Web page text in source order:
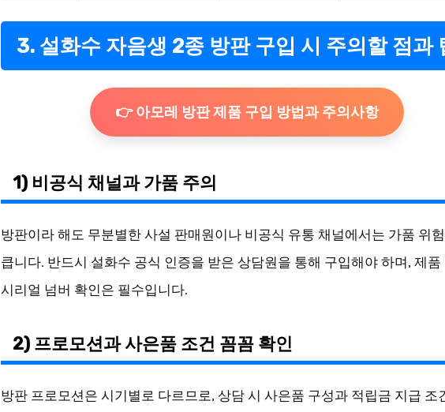
3. 설화수 자음생 2종 방판 구입 시 주의할 점과
👉 아모레 방판 제품 구입 방법과 주의사항
1) 비공식 채널과 가품 주의
방판이라 해도 무분별한 사설 판매원이나 비공식 유통 채널에서는 가품 위
큽니다. 반드시 설화수 공식 인증을 받은 상담원을 통해 구입해야 하며, 제품
시리얼 넘버 확인은 필수입니다.
2) 프로모션과 사은품 조건 꼼꼼 확인
방판 프로모션은 시기별로 다르므로, 상담 시 사은품 구성과 적립금 지급 조